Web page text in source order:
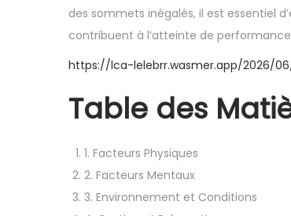
t
e
n
t
e
n
des sommets inégalés, il est essentiel
contribuent à l’atteinte de
https://lca-lelebrr.wasmer.app/2026/
Table des
1. Facteurs Physiques
2. Facteurs Mentaux
3. Environnement et Conditions